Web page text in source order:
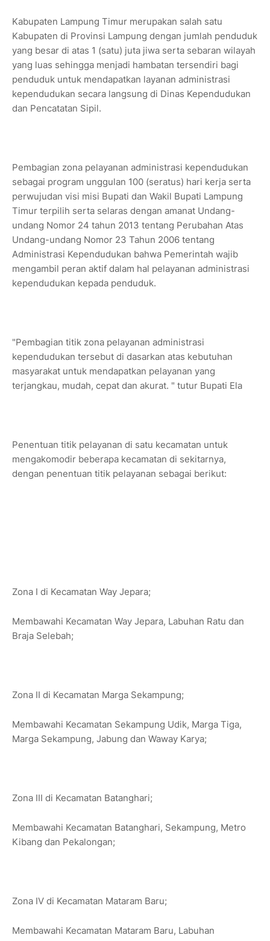
Kabupaten Lampung Timur merupakan salah satu
Kabupaten di Provinsi Lampung dengan jumlah penduduk
yang besar di atas 1 (satu) juta jiwa serta sebaran wilayah
yang luas sehingga menjadi hambatan tersendiri bagi
penduduk untuk mendapatkan layanan administrasi
kependudukan secara langsung di Dinas Kependudukan
dan Pencatatan Sipil.
Pembagian zona pelayanan administrasi kependudukan
sebagai program unggulan 100 (seratus) hari kerja serta
perwujudan visi misi Bupati dan Wakil Bupati Lampung
Timur terpilih serta selaras dengan amanat Undang-
undang Nomor 24 tahun 2013 tentang Perubahan Atas
Undang-undang Nomor 23 Tahun 2006 tentang
Administrasi Kependudukan bahwa Pemerintah wajib
mengambil peran aktif dalam hal pelayanan administrasi
kependudukan kepada penduduk.
"Pembagian titik zona pelayanan administrasi
kependudukan tersebut di dasarkan atas kebutuhan
masyarakat untuk mendapatkan pelayanan yang
terjangkau, mudah, cepat dan akurat. " tutur Bupati Ela
Penentuan titik pelayanan di satu kecamatan untuk
mengakomodir beberapa kecamatan di sekitarnya,
dengan penentuan titik pelayanan sebagai berikut:
Zona I di Kecamatan Way Jepara;
Membawahi Kecamatan Way Jepara, Labuhan Ratu dan
Braja Selebah;
Zona II di Kecamatan Marga Sekampung;
Membawahi Kecamatan Sekampung Udik, Marga Tiga,
Marga Sekampung, Jabung dan Waway Karya;
Zona III di Kecamatan Batanghari;
Membawahi Kecamatan Batanghari, Sekampung, Metro
Kibang dan Pekalongan;
Zona IV di Kecamatan Mataram Baru;
Membawahi Kecamatan Mataram Baru, Labuhan